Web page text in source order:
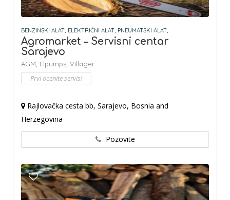
BENZINSKI ALAT, ELEKTRIČNI ALAT, PNEUMATSKI ALAT,
Agromarket – Servisni centar
Sarajevo
AGM, Elpumps, Villager
Prvi ocenite servis!
Rajlovačka cesta bb, Sarajevo, Bosnia and
Herzegovina
Pozovite